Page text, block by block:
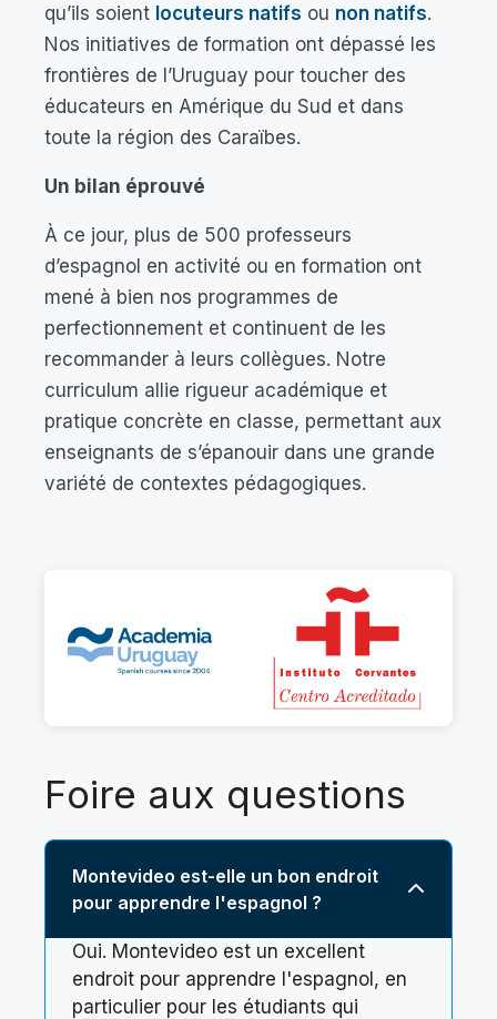
qu’ils soient locuteurs natifs ou non natifs.
Nos initiatives de formation ont dépassé les
frontières de l’Uruguay pour toucher des
éducateurs en Amérique du Sud et dans
toute la région des Caraïbes.
Un bilan éprouvé
À ce jour, plus de 500 professeurs
d’espagnol en activité ou en formation ont
mené à bien nos programmes de
perfectionnement et continuent de les
recommander à leurs collègues. Notre
curriculum allie rigueur académique et
pratique concrète en classe, permettant aux
enseignants de s’épanouir dans une grande
variété de contextes pédagogiques.
Foire aux questions
Montevideo est-elle un bon endroit
pour apprendre l'espagnol ?
Oui. Montevideo est un excellent
endroit pour apprendre l'espagnol, en
particulier pour les étudiants qui